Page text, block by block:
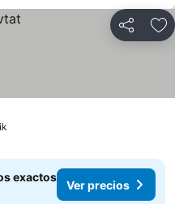
Compartir
exactos
Ver precios